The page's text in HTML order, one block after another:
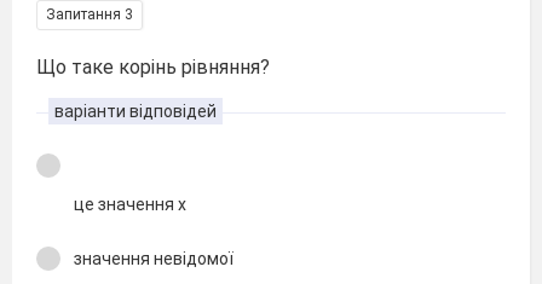
Запитання 3
Що таке корінь рівняння?
варіанти відповідей
це значення х
значення невідомої